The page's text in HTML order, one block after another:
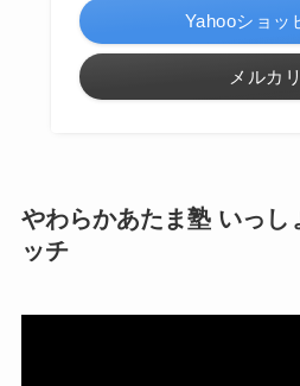
Yahooショッ
メルカリ
やわらかあたま塾 いっし
ッチ